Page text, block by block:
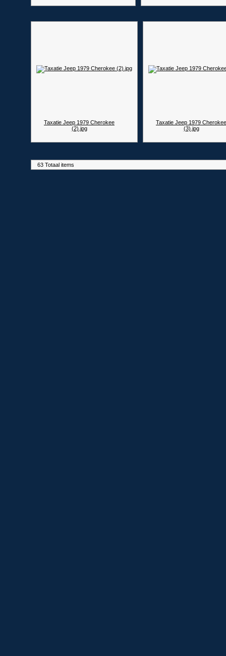
Taxatie Jeep 1979 Cherokee
(2).jpg
Taxatie Jeep 1979 Cherokee
(3).jpg
63 Totaal items